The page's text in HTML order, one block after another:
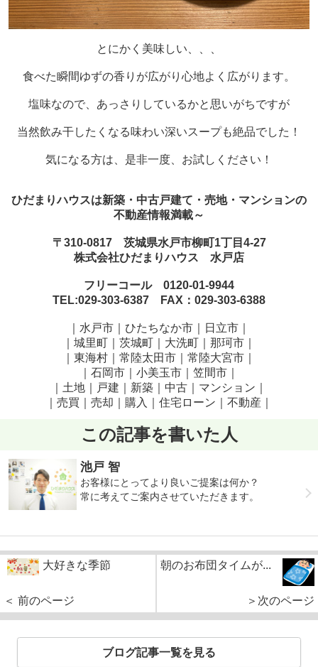
とにかく美味しい、、、
食べた瞬間ゆずの香りが広がり心地よく広がります。
塩味なので、あっさりしているかと思いがちですが
当然飲み干したくなる味わい深いスープも絶品でした！
気になる方は、是非一度、お試しください！
ひだまりハウスは新築・中古戸建て・売地・マンションの
不動産情報満載～
〒310-0817 茨城県水戸市柳町1丁目4-27
株式会社ひだまりハウス 水戸店
フリーコール 0120-01-9944
TEL:029-303-6387 FAX：029-303-6388
｜水戸市｜ひたちなか市｜日立市｜
｜城里町｜茨城町｜大洗町｜那珂市｜
｜東海村｜常陸太田市｜常陸大宮市｜
｜石岡市｜小美玉市｜笠間市
｜土地｜戸建｜新築｜中古｜マンション｜
｜売買｜売却｜購入｜住宅ローン｜不動産｜
この記事を書いた人
池戸 智
お客様にとってより良いご提案は何か？
常に考えてご案内させていただきます。
大好きな季節
＜ 前のページ
朝のお布団タイムが...
＞次のページ
ブログ記事一覧を見る